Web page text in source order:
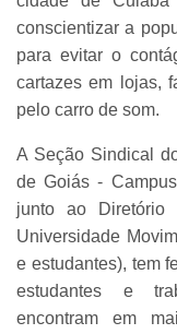
conscientizar a
para evitar o
cartazes em lojas,
pelo carro de som.
A Seção Sindical
de Goiás -
junto ao Diretório
Universidade
e estudantes), tem
estudantes e
encontram em